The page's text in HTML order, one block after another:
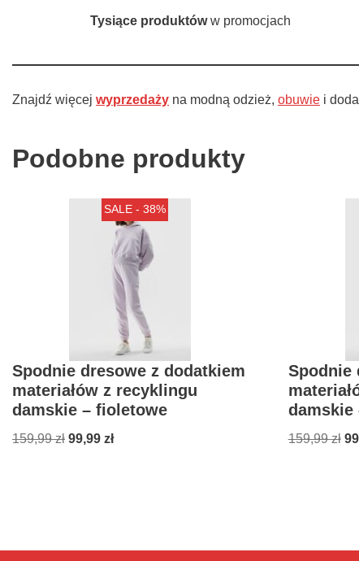
Tysiące produktóww promocjach
Znajdź więcej wyprzedaży na modną odzież, obuwie i
Podobne produkty
SALE - 38%
Spodnie dresowe z dodatkiem
materiałów z recyklingu
damskie – fioletowe
159,99zł 99,99 zł
Spodnie
damskie
159,99zł